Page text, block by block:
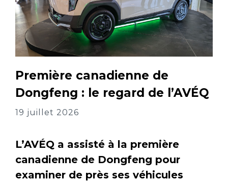
Première canadienne de
Dongfeng : le regard de l’AVÉQ
19 juillet 2026
L’AVÉQ a assisté à la première
canadienne de Dongfeng pour
examiner de près ses véhicules